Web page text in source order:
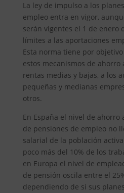
La ley de impulso a los
empleo entra en vigor,
serán vigentes el 1 de enero
límites a las aportaciones
Esta norma tiene por
estos mecanismos de
rentas medias y bajas, a los
pequeñas y medianas
otros.
En España el nivel de ahorro
de pensiones de empleo no
salarial de la población
poco más del 10% de los
en Europa el nivel de
de pensión oscila entre el
dependiendo de si sus